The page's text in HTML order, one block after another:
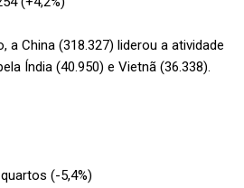
a China (318.327) liderou a atividade
Índia (40.950) e Vietnã (36.338).
(-5,4%)